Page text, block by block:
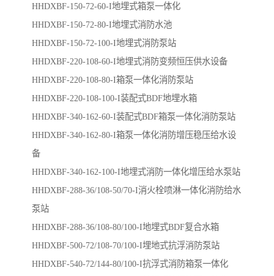
HHDXBF-150-72-60-I地埋式箱泵一体化
HHDXBF-150-72-80-I地埋式消防水池
HHDXBF-150-72-100-I地埋式消防泵站
HHDXBF-220-108-60-I地埋式消防变频恒压供水设备
HHDXBF-220-108-80-I箱泵一体化消防泵站
HHDXBF-220-108-100-I装配式BDF地埋水箱
HHDXBF-340-162-60-I装配式BDF箱泵一体化消防泵站
HHDXBF-340-162-80-I箱泵一体化消防增压稳压给水设
备
HHDXBF-340-162-100-I地埋式消防一体化增压给水泵站
HHDXBF-288-36/108-50/70-I消火栓喷淋一体化消防给水
泵站
HHDXBF-288-36/108-80/100-I​地埋式BDF复合水箱
HHDXBF-500-72/108-70/100-I​埋地式抗浮消防泵站
HHDXBF-540-72/144-80/100-I​抗浮式消防箱泵一体化